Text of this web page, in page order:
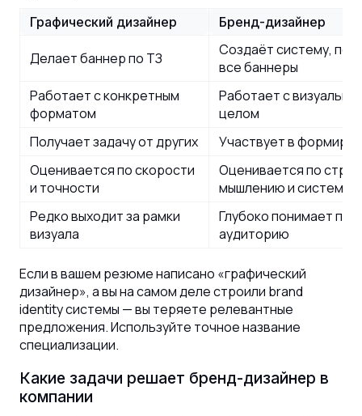
Графический дизайнер Бренд-дизайнер
Делает баннер по ТЗ
Создаёт систему, по
все баннеры
Работает с конкретным
форматом
Работает с
целом
Получает задачу от других
Участвует в
Оценивается по скорости
и точности
Оценивается по
мышлению и
Редко выходит за рамки
визуала
Глубоко понимает
аудиторию
Если в вашем резюме написано «графический
дизайнер», а вы на самом деле строили brand
identity системы — вы теряете релевантные
предложения. Используйте точное название
специализации.
Какие задачи решает бренд-дизайнер в
компании